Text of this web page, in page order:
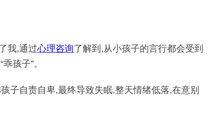
我,通过心理咨询了解到,从小孩子的言行都会受到
孩子”。
子自责自卑,最终导致失眠,整天情绪低落,在意别